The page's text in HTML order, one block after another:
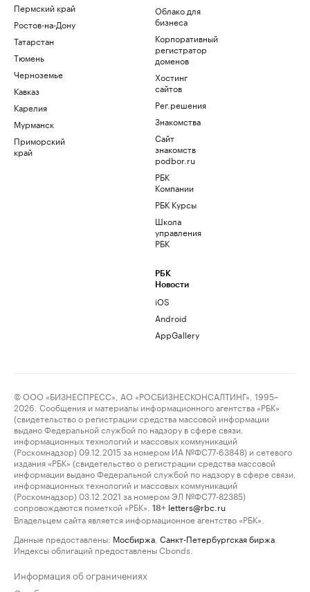
Пермский край
Ростов-на-Дону
Татарстан
Тюмень
Черноземье
Кавказ
Карелия
Мурманск
Приморский
край
Облако для
бизнеса
Корпоративный
регистратор
доменов
Хостинг
сайтов
Рег.решения
Знакомства
Сайт
знакомств
podbor.ru
РБК
Компании
РБК Курсы
Школа
управления
РБК
РБК
Новости
iOS
Android
AppGallery
© ООО «БИЗНЕСПРЕСС», АО «РОСБИЗНЕСКОНСАЛТИНГ», 1995–
2026. Сообщения и материалы информационного агентства «РБК»
(свидетельство о регистрации средства массовой информации
выдано Федеральной службой по надзору в сфере связи,
информационных технологий и массовых коммуникаций
(Роскомнадзор) 09.12.2015 за номером ИА №ФС77-63848) и сетевого
издания «РБК» (свидетельство о регистрации средства массовой
информации выдано Федеральной службой по надзору в сфере связи,
информационных технологий и массовых коммуникаций
(Роскомнадзор) 03.12.2021 за номером ЭЛ №ФС77-82385)
сопровождаются пометкой «РБК».
18+ letters@rbc.ru
Владельцем сайта является информационное агентство «РБК».
Данные предоставлены: Мосбиржа Санкт-Петербургская биржа
Индексы облигаций предоставлены Cbonds.
Информация об ограничениях